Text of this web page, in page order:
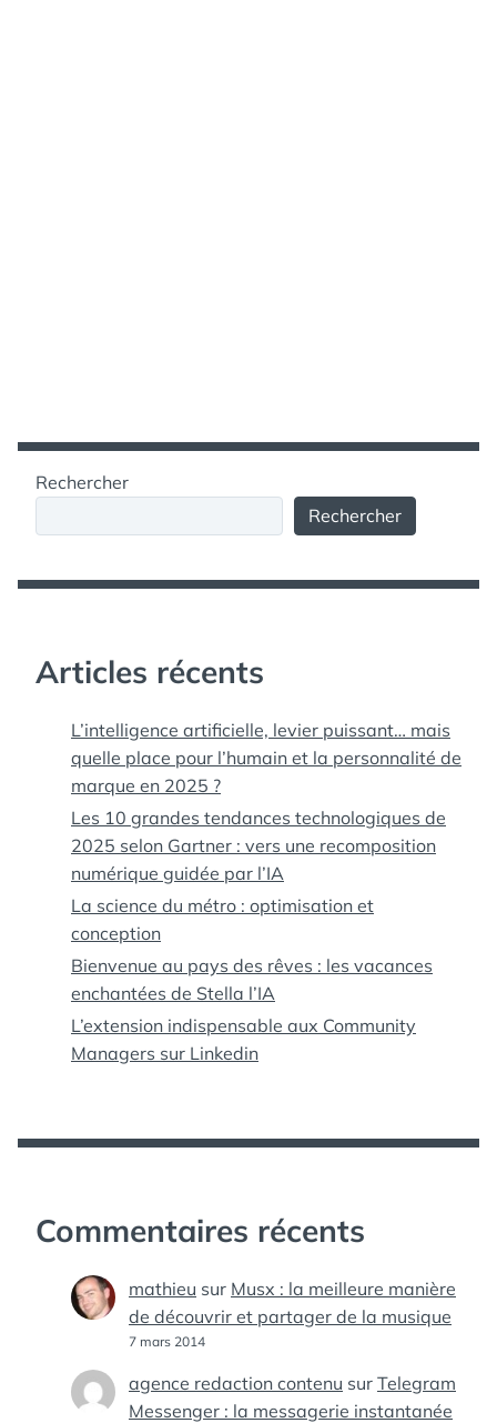
Rechercher
Rechercher
Articles récents
L’intelligence artificielle, levier puissant… mais
quelle place pour l’humain et la personnalité de
marque en 2025 ?
Les 10 grandes tendances technologiques de
2025 selon Gartner : vers une recomposition
numérique guidée par l’IA
La science du métro : optimisation et
conception
Bienvenue au pays des rêves : les vacances
enchantées de Stella l’IA
L’extension indispensable aux Community
Managers sur Linkedin
Commentaires récents
mathieu sur Musx : la meilleure manière
de découvrir et partager de la musique
7 mars 2014
agence redaction contenu sur Telegram
Messenger : la messagerie instantanée